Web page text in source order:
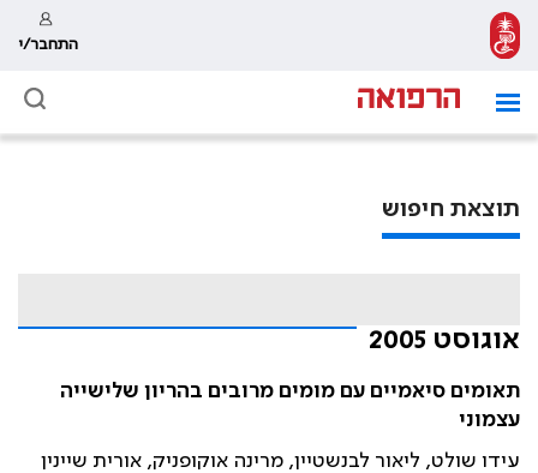
התחבר/י
תוצאת חיפוש
אוגוסט 2005
תאומים סיאמיים עם מומים מרובים בהריון שלישייה
עצמוני
עידו שולט, ליאור לבנשטיין, מרינה אוקופניק, אורית שיינין